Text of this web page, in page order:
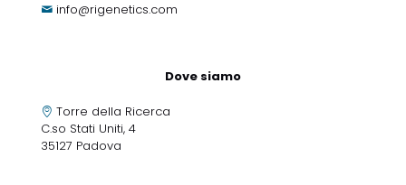
info@rigenetics.com
Dove siamo
Torre della Ricerca
C.so Stati Uniti, 4
35127 Padova